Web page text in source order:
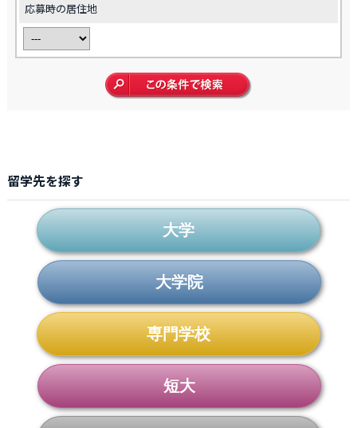
応募時の居住地
留学先を探す
大学
大学院
専門学校
短大